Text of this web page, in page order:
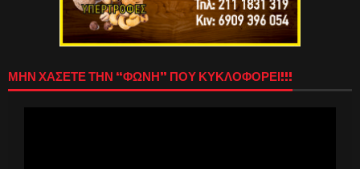
ΜΗΝ ΧΑΣΕΤΕ ΤΗΝ “ΦΩΝΗ” ΠΟΥ ΚΥΚΛΟΦΟΡΕΙ!!!